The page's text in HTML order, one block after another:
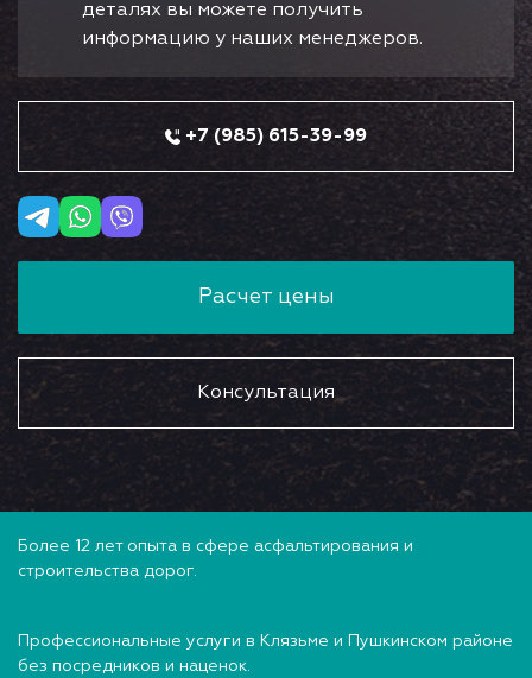
деталях вы можете получить
информацию у наших менеджеров.
+7 (985) 615-39-99
Расчет цены
Консультация
Более 12 лет опыта в сфере асфальтирования и
строительства дорог.
Профессиональные услуги в Клязьме и Пушкинском районе
без посредников и наценок.